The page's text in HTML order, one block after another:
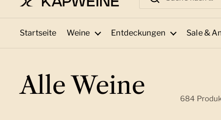
Startseite Weine Entdeckungen Sale &
Alle Weine 684